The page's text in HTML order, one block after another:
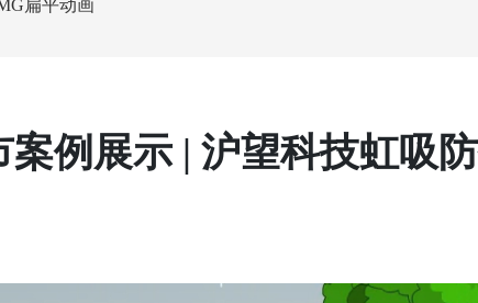
扁平动画
案例展示 | 沪望科技虹吸